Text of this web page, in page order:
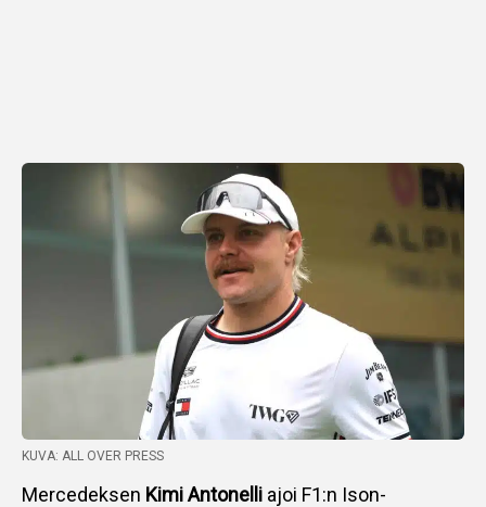
KUVA: ALL OVER PRESS
Mercedeksen Kimi Antonelli ajoi F1:n Ison-